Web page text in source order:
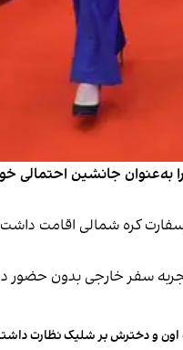
را به‌عنوان جانشین
کره شمالی اقامت
سفر خارجی بدون حضور
اون و دخترش بر شلیک نظارت